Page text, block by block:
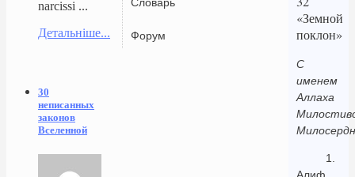
Форум
«Земной
поклон»
С
именем
Аллаха
1.
narcissi ...
Детальніше...
30
неписанных
законов
Вселенной